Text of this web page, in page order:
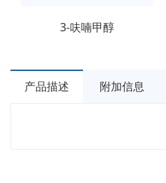
3-呋喃甲醇
产品描述 附加信息